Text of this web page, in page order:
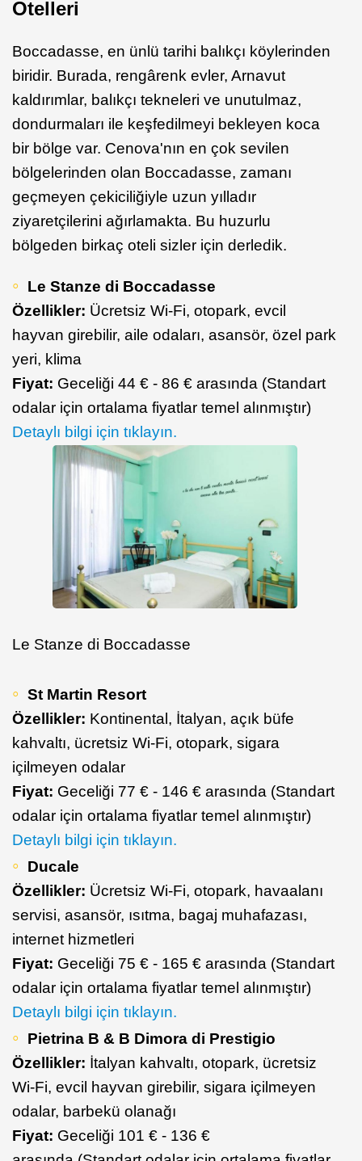
Otelleri
Boccadasse, en ünlü tarihi balıkçı köylerinden
biridir. Burada, rengârenk evler, Arnavut
kaldırımlar, balıkçı tekneleri ve unutulmaz,
dondurmaları ile keşfedilmeyi bekleyen koca
bir bölge var. Cenova'nın en çok sevilen
bölgelerinden olan Boccadasse, zamanı
geçmeyen çekiciliğiyle uzun yılladır
ziyaretçilerini ağırlamakta. Bu huzurlu
bölgeden birkaç oteli sizler için derledik.
Le Stanze di Boccadasse
Özellikler: Ücretsiz Wi-Fi, otopark, evcil
hayvan girebilir, aile odaları, asansör, özel park
yeri, klima
Fiyat: Geceliği 44 € - 86 € arasında (Standart
odalar için ortalama fiyatlar temel alınmıştır)
Detaylı bilgi için tıklayın.
Le Stanze di Boccadasse
St Martin Resort
Özellikler: Kontinental, İtalyan, açık büfe
kahvaltı, ücretsiz Wi-Fi, otopark, sigara
içilmeyen odalar
Fiyat: Geceliği 77 € - 146 € arasında (Standart
odalar için ortalama fiyatlar temel alınmıştır)
Detaylı bilgi için tıklayın.
Ducale
Özellikler: Ücretsiz Wi-Fi, otopark, havaalanı
servisi, asansör, ısıtma, bagaj muhafazası,
internet hizmetleri
Fiyat: Geceliği 75 € - 165 € arasında (Standart
odalar için ortalama fiyatlar temel alınmıştır)
Detaylı bilgi için tıklayın.
Pietrina B & B Dimora di Prestigio
Özellikler: İtalyan kahvaltı, otopark, ücretsiz
Wi-Fi, evcil hayvan girebilir, sigara içilmeyen
odalar, barbekü olanağı
Fiyat: Geceliği 101 € - 136 €